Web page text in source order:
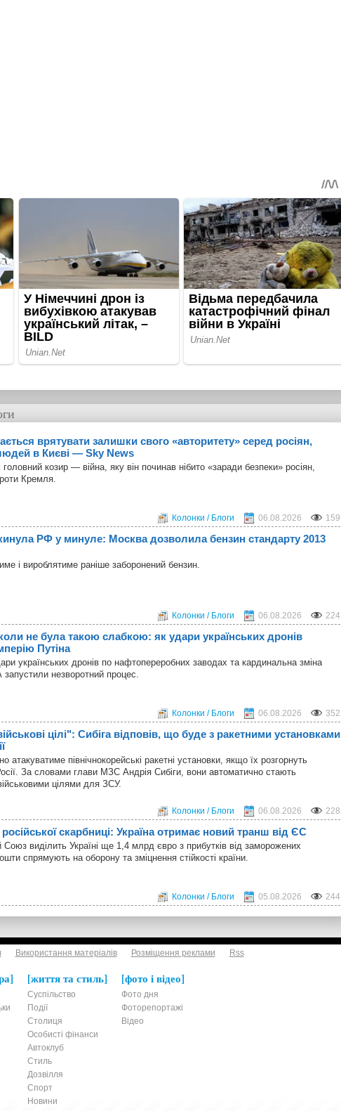
врятувати залишки свого «авторитету» серед росіян,
в Києві — Sky News
головний козир — війна, яку він починав нібито «заради безпеки» росіян,
Кремля.
Колонки / Блоги 06.08.2026 159
РФ у минуле: Москва дозволила бензин стандарту 2013
і вироблятиме раніше заборонений бензин.
Колонки / Блоги 06.08.2026 224
не була такою слабкою: як удари українських дронів
Путіна
українських дронів по нафтопереробних заводах та кардинальна зміна
запустили незворотний процес.
Колонки / Блоги 06.08.2026 352
цілі": Сибіга відповів, що буде з ракетними установками
атакуватиме північнокорейські ракетні установки, якщо їх розгорнуть
За словами глави МЗС Андрія Сибіги, вони автоматично стають
цілями для ЗСУ.
Колонки / Блоги 06.08.2026 228
скарбниці: Україна отримає новий транш від ЄС
Союз виділить Україні ще 1,4 млрд євро з прибутків від заморожених
спрямують на оборону та зміцнення стійкості країни.
Колонки / Блоги 05.08.2026 244
Використання матеріалів Розміщення реклами Rss
життя та стиль
Суспільство
Події
Столиця
Особисті фінанси
Автоклуб
Стиль
Дозвілля
Спорт
Новини
фото і відео
Фото дня
Фоторепортажі
Відео